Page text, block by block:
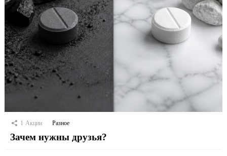
1 Акции Разное
Зачем нужны друзья?